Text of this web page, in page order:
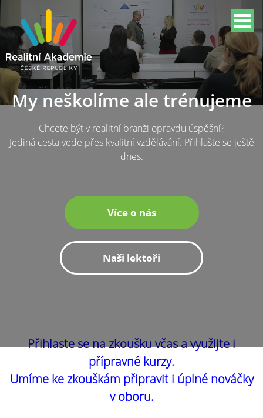
My neškolíme ale trénujeme
Chcete být v realitní branži opravdu úspěšní?
Jediná cesta vede přes kvalitní vzdělávání. Přihlašte se ještě
dnes.
Více o nás
Naši lektoři
Přihlaste se na zkoušku včas a využijte i
přípravné kurzy.
Umíme ke zkouškám připravit i úplné nováčky
v oboru.